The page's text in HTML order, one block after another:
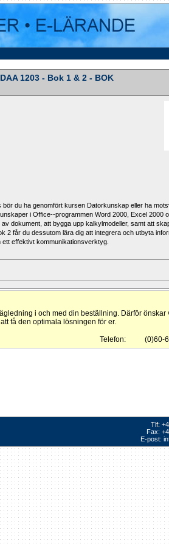
1203 - Bok 1 & 2 - BOK
bör du ha genomfört kursen Datorkunskap eller ha
i Office--programmen Word 2000, Excel 2000
dokument, att bygga upp kalkylmodeller, samt att
2 får du dessutom lära dig att integrera och utbyta
effektivt kommunikationsverktyg.
i och med din beställning. Därför önskar
få den optimala lösningen för er.
Telefon: (0)60-
Tlf:
Fax:
E-post: